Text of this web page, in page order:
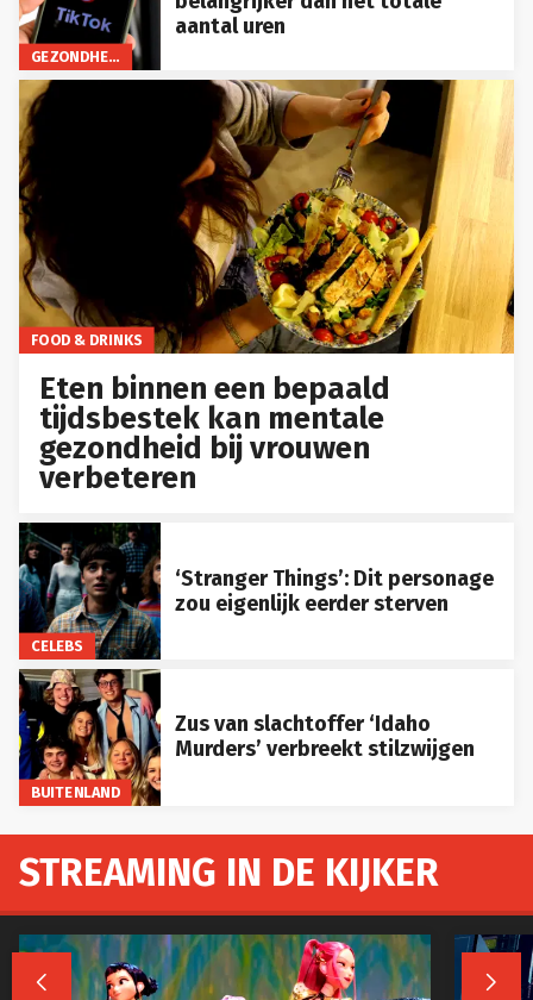
GEZONDHEID
aantal uren
FOOD & DRINKS
Eten binnen een bepaald
tijdsbestek kan mentale
gezondheid bij vrouwen
verbeteren
CELEBS
‘Stranger Things’: Dit personage
zou eigenlijk eerder sterven
BUITENLAND
Zus van slachtoffer ‘Idaho
Murders’ verbreekt stilzwijgen
STREAMING IN DE KIJKER
 